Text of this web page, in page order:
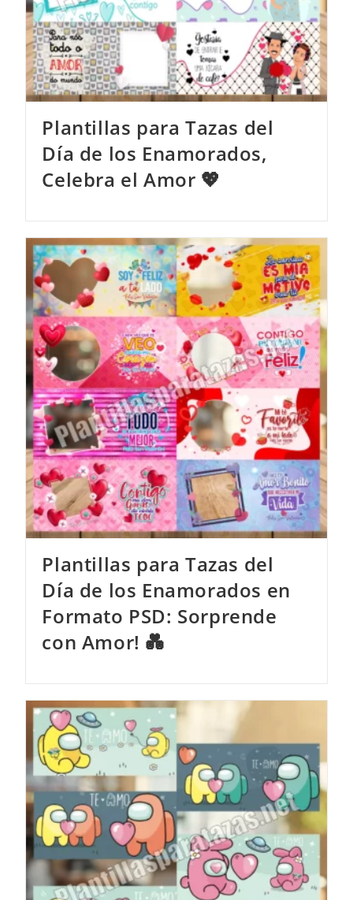
Plantillas para Tazas del
Día de los Enamorados,
Celebra el Amor 💖
Plantillas para Tazas del
Día de los Enamorados en
Formato PSD: Sorprende
con Amor! 💑